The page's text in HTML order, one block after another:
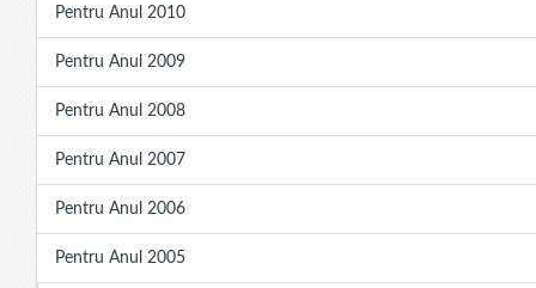
Pentru Anul 2010
Pentru Anul 2009
Pentru Anul 2008
Pentru Anul 2007
Pentru Anul 2006
Pentru Anul 2005